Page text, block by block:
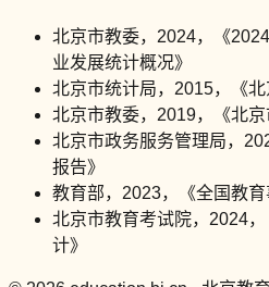
北京市教委，2024，《
业发展统计概况》
北京市统计局，2015，《北
北京市教委，2019，《北京
北京市政务服务管理局，
报告》
教育部，2023，《全国教育
北京市教育考试院，2024
计》